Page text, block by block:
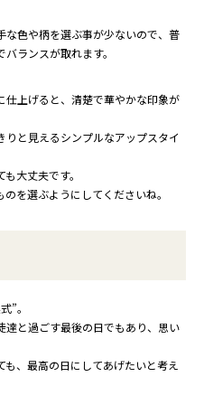
な色や柄を選ぶ事が少ないので、普
ランスが取れます。
仕上げると、清楚で華やかな印象が
と見えるシンプルなアップスタイ
大丈夫です。
を選ぶようにしてくださいね。
”。
達と過ごす最後の日でもあり、思い
、最高の日にしてあげたいと考え